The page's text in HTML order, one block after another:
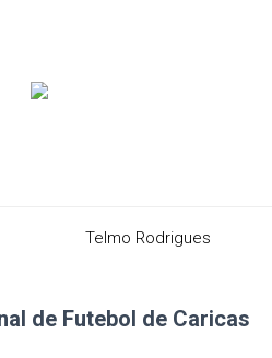
Telmo Rodrigues
de Futebol de Caricas